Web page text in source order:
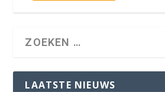
LAATSTE NIEUWS